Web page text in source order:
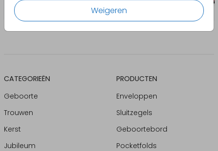
Weigeren
CATEGORIEËN
Geboorte
Trouwen
Kerst
Jubileum
PRODUCTEN
Enveloppen
Sluitzegels
Geboortebord
Pocketfolds